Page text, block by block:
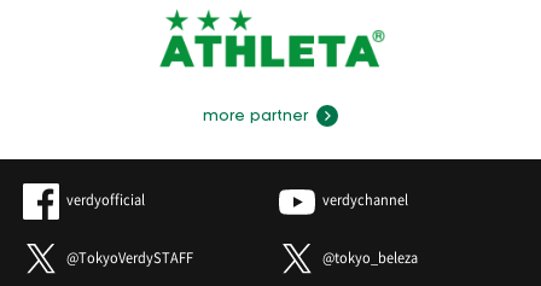
more partner
verdyofficial verdychannel
@TokyoVerdySTAFF @tokyo_beleza